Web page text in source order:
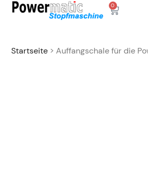
0
Startseite > Auffangschale für die